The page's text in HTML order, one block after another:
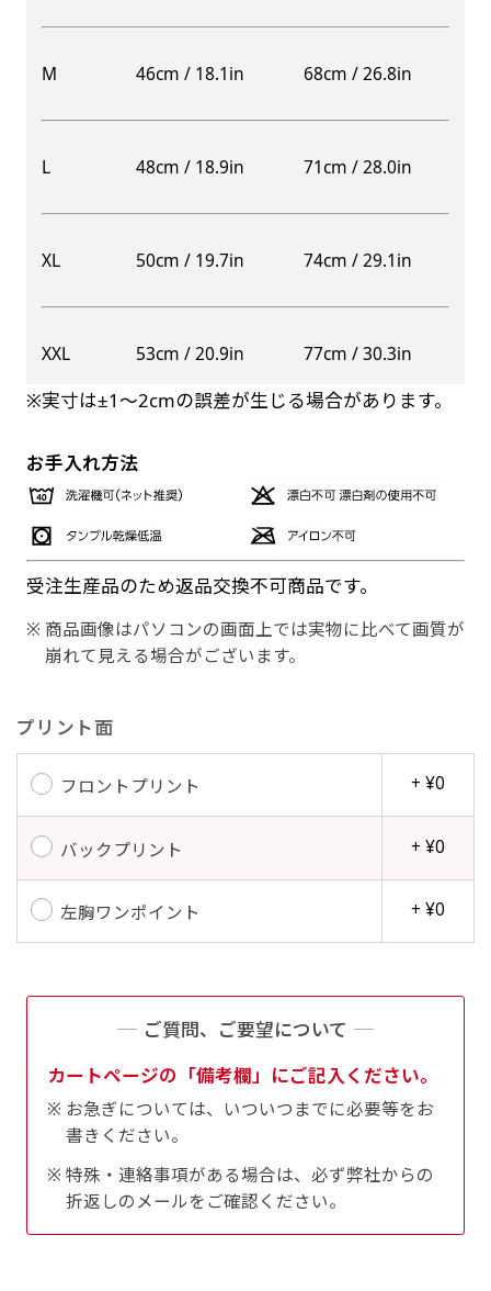
M 46cm / 18.1in 68cm / 26.8in
L 48cm / 18.9in 71cm / 28.0in
XL 50cm / 19.7in 74cm / 29.1in
XXL 53cm / 20.9in 77cm / 30.3in
※実寸は±1〜2cmの誤差が生じる場合があります。
お手入れ方法
受注生産品のため返品交換不可商品です。
商品画像はパソコンの画面上では実物に比べて画質が
崩れて見える場合がございます。
プリント面
フロントプリント + ¥0
バックプリント + ¥0
左胸ワンポイント + ¥0
ご質問、ご要望について
カートページの「備考欄」にご記入ください。
お急ぎについては、いついつまでに必要等をお
書きください。
特殊・連絡事項がある場合は、必ず弊社からの
折返しのメールをご確認ください。